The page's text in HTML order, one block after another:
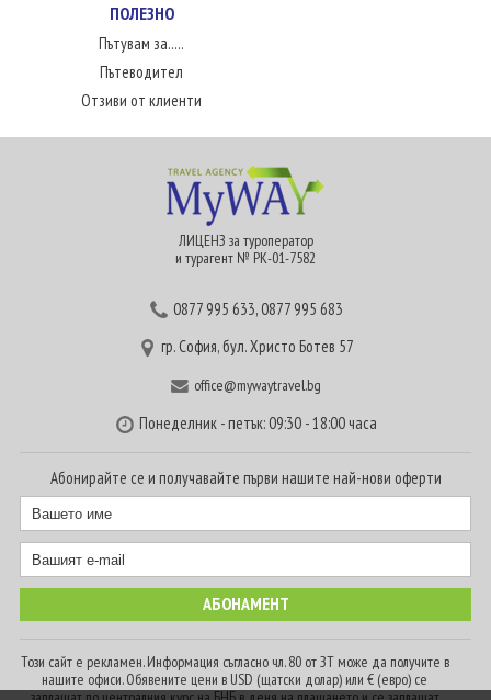
ПОЛЕЗНО
Пътувам за.....
Пътеводител
Отзиви от клиенти
ЛИЦЕНЗ за туроператор
и турагент № РК-01-7582
0877 995 633,0877 995 683
гр. София, бул. Христо Ботев 57
office@mywaytravel.bg
Понеделник - петък: 09:30 - 18:00 часа
Абонирайте се и получавайте първи нашите най-нови оферти
Този сайт е рекламен. Информация съгласно чл. 80 от ЗТ може да получите в
нашите офиси. Обявените цени в USD (щатски долар) или € (евро) се